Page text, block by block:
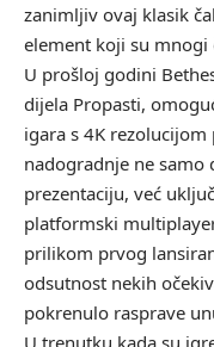
zanimljiv ovaj klasik
element koji su mnogi
U prošloj godini
dijela Propasti,
igara s 4K
nadogradnje ne samo
prezentaciju, već
platformski
prilikom prvog
odsutnost nekih
pokrenulo rasprave
U trenutku kada su